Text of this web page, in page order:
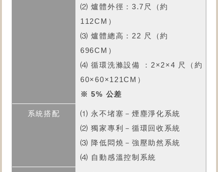
⑵ 爐體外徑：3.7尺（約
112CM）
⑶ 爐體總高：22 尺（約
696CM）
⑷ 循環洗滌設備 ：2×2×4 尺（約
60×60×121CM）
※ 5% 公差
⑴ 永不堵塞－煙塵淨化系統
⑵ 獨家專利－循環回收系統
⑶ 降低悶燒－強壓助然系統
⑷ 自動感溫控制系統